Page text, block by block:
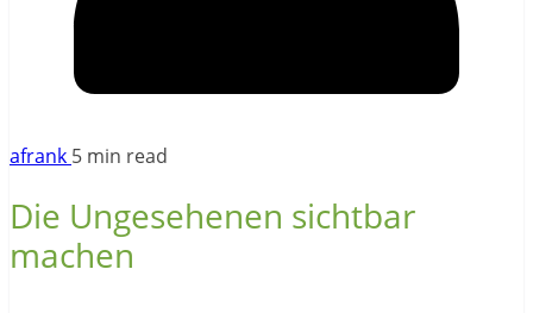
afrank 5 min read
Die Ungesehenen sichtbar
machen